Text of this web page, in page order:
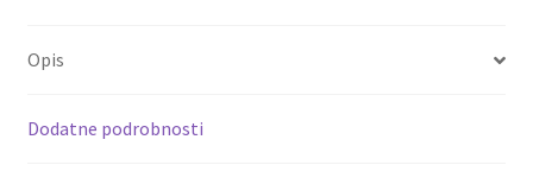
k
Opis
Dodatne podrobnosti